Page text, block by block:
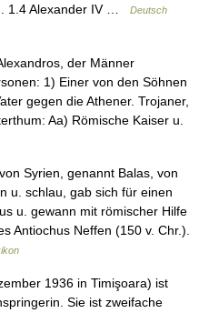
1.4 Alexander IV …
Deutsch
der Männer
1) Einer von den Söhnen
gegen die Athener. Trojaner,
Aa) Römische Kaiser u.
Syrien, genannt Balas, von
u. schlau, gab sich für einen
u. gewann mit römischer Hilfe
Antiochus Neffen (150 v. Chr.).
1936 in Timişoara) ist
Sie ist zweifache